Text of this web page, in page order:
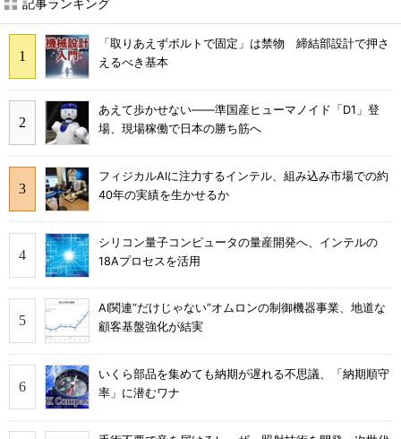
記事ランキング
「取りあえずボルトで固定」は禁物 締結部設計で押さ
えるべき基本
あえて歩かせない――準国産ヒューマノイド「D1」登
場、現場稼働で日本の勝ち筋へ
フィジカルAIに注力するインテル、組み込み市場での約
40年の実績を生かせるか
シリコン量子コンピュータの量産開発へ、インテルの
18Aプロセスを活用
AI関連“だけじゃない”オムロンの制御機器事業、地道な
顧客基盤強化が結実
いくら部品を集めても納期が遅れる不思議、「納期順守
率」に潜むワナ